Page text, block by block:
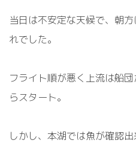
当日は不安定な天候で、 朝
れでした。
フライト順が悪く上流は船団
らスター ト。
しかし、 本湖では魚が確認出